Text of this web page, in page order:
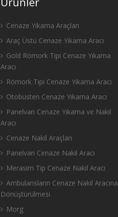
Cenaze Yıkama Araçları
Araç Üstü Cenaze Yıkama Aracı
Gold Römork Tipi Cenaze Yıkama
Aracı
Römork Tipi Cenaze Yıkama Aracı
Otobüsten Cenaze Yıkama Aracı
Panelvan Cenaze Yıkama ve Nakil
Aracı
Cenaze Nakil Araçları
Panelvan Cenaze Nakil Aracı
Merasim Tip Cenaze Nakil Aracı
Ambulansların Cenaze Nakil Aracına
Dönüştürülmesi
Morg